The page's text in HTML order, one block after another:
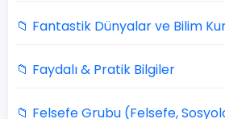
📁 Fantastik Dünyalar ve Bilim
📁 Faydalı & Pratik Bilgiler
📁 Felsefe Grubu (Felsefe,